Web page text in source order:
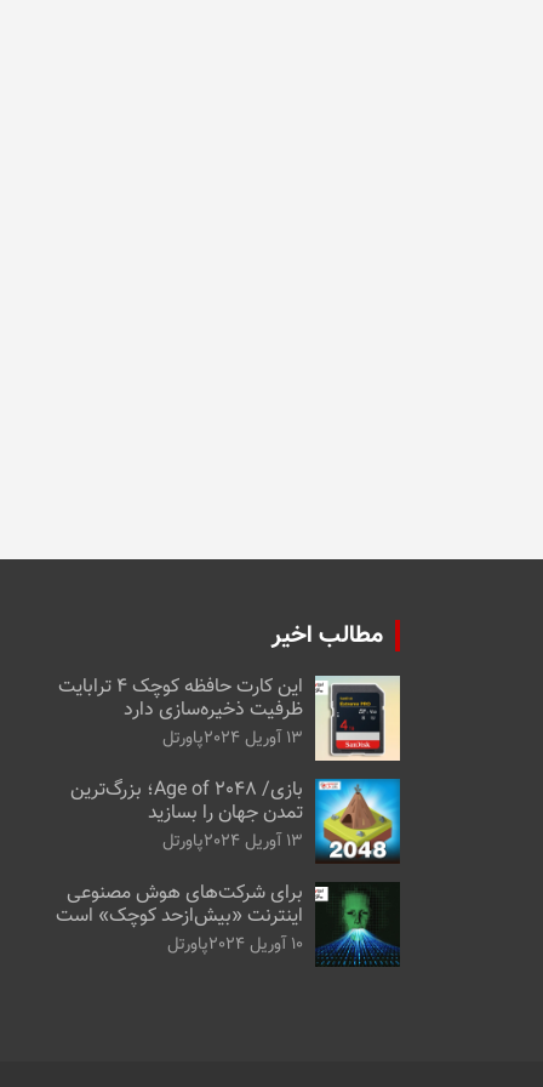
مطالب اخیر
این کارت حافظه کوچک ۴ ترابایت
ظرفیت ذخیره‌سازی دارد
13 آوریل 2024 پاورتل
بازی/ Age of 2048؛ بزرگ‌ترین
تمدن جهان را بسازید
13 آوریل 2024 پاورتل
برای شرکت‌های هوش مصنوعی
اینترنت «بیش‌از‌حد کوچک» است
10 آوریل 2024 پاورتل